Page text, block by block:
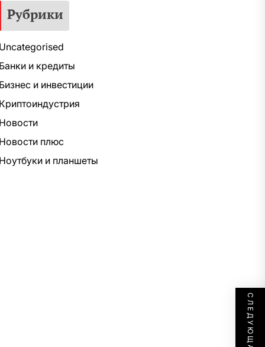
Рубрики
Uncategorised
Банки и кредиты
Бизнес и инвестиции
Криптоиндустрия
Новости
Новости плюс
Ноутбуки и планшеты